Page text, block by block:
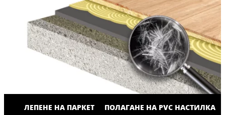
ЛЕПЕНЕ НА ПАРКЕТ ПОЛАГАНЕ НА PVC НАСТИЛКА